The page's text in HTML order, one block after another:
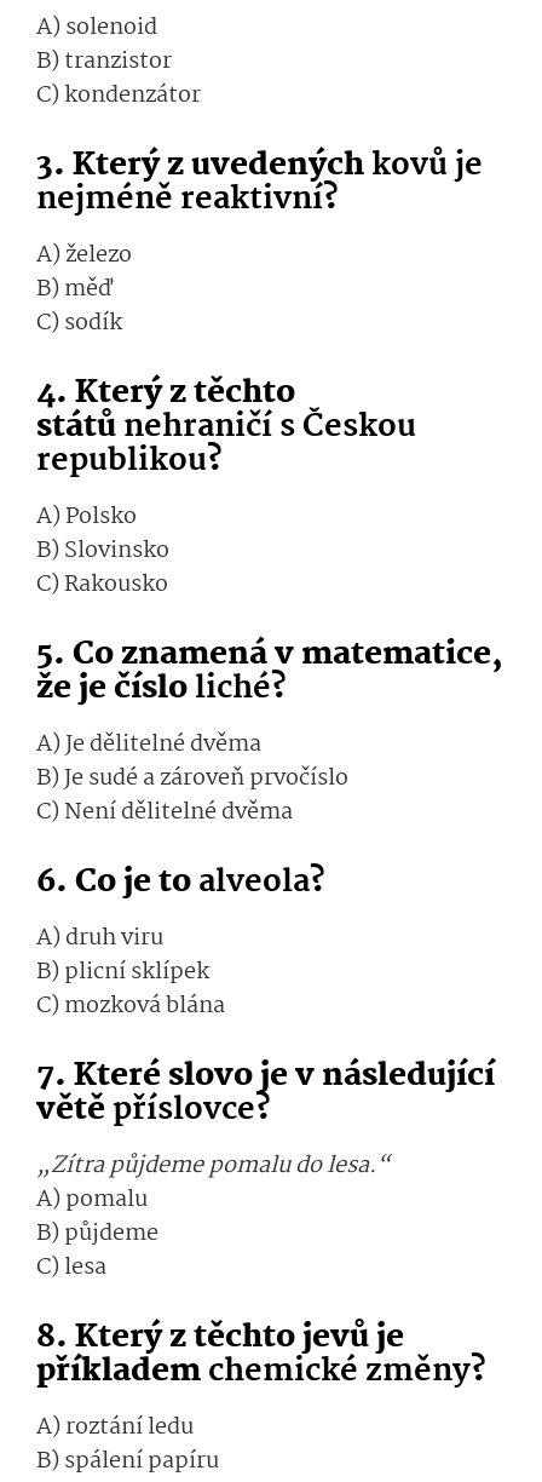
A) solenoid
B) tranzistor
C) kondenzátor
3. Který z uvedenýchkovů je
nejméně reaktivní?
A) železo
B) měď
C) sodík
4. Který z těchto
státůnehraničí s Českou
republikou?
A) Polsko
B) Slovinsko
C) Rakousko
5. Co znamená v matematice,
že je čísloliché?
A) Je dělitelné dvěma
B) Je sudé a zároveň prvočíslo
C) Není dělitelné dvěma
6. Co je toalveola?
A) druh viru
B) plicní sklípek
C) mozková blána
7. Které slovo je v následující
větěpříslovce?
„Zítra půjdeme pomalu do lesa.“
A) pomalu
B) půjdeme
C) lesa
8. Který z těchto jevů je
příklademchemické změny?
A) roztání ledu
B) spálení papíru